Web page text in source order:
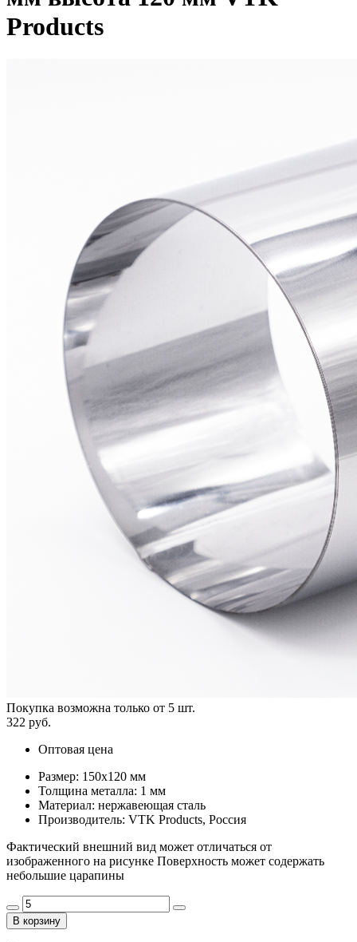
Products
Покупка возможна только от 5 шт.
322 руб.
Оптовая цена
Размер: 150х120 мм
Толщина металла: 1 мм
Материал: нержавеющая сталь
Производитель: VTK Products, Россия
Фактический внешний вид может отличаться от
изображенного на рисунке Поверхность может содержать
небольшие царапины
В корзину